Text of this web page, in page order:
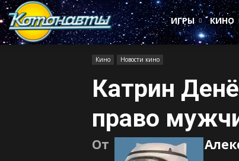
Котонавты
ИГРЫ
КИНО
Кино Новости кино
Катрин
право
От